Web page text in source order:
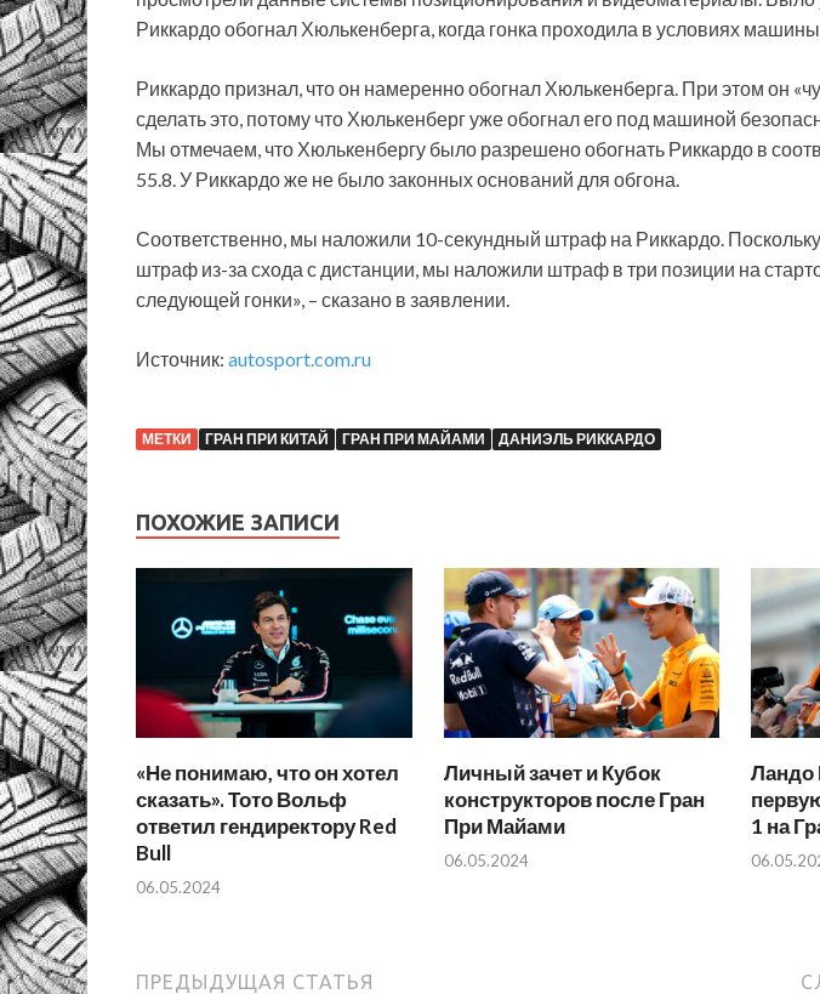
Риккардо обогнал Хюлькенберга, когда гонка проходила в условиях машины
Риккардо признал, что он намеренно обогнал Хюлькенберга. При этом он
сделать это, потому что Хюлькенберг уже обогнал его под машиной
Мы отмечаем, что Хюлькенбергу было разрешено обогнать Риккардо в
55.8. У Риккардо же не было законных оснований для обгона.
Соответственно, мы наложили 10-секундный штраф на Риккардо.
штраф из-за схода с дистанции, мы наложили штраф в три позиции на
следующей гонки», – сказано в заявлении.
Источник: autosport.com.ru
МЕТКИ ГРАН ПРИ КИТАЙ ГРАН ПРИ МАЙАМИ ДАНИЭЛЬ РИККАРДО
ПОХОЖИЕ ЗАПИСИ
«Не понимаю, что он хотел
сказать». Тото Вольф
ответил гендиректору Red
Bull
06.05.2024
Личный зачет и Кубок
конструкторов после Гран
При Майами
06.05.2024
Ландо
1 на
ПРЕДЫДУЩАЯ СТАТЬЯ